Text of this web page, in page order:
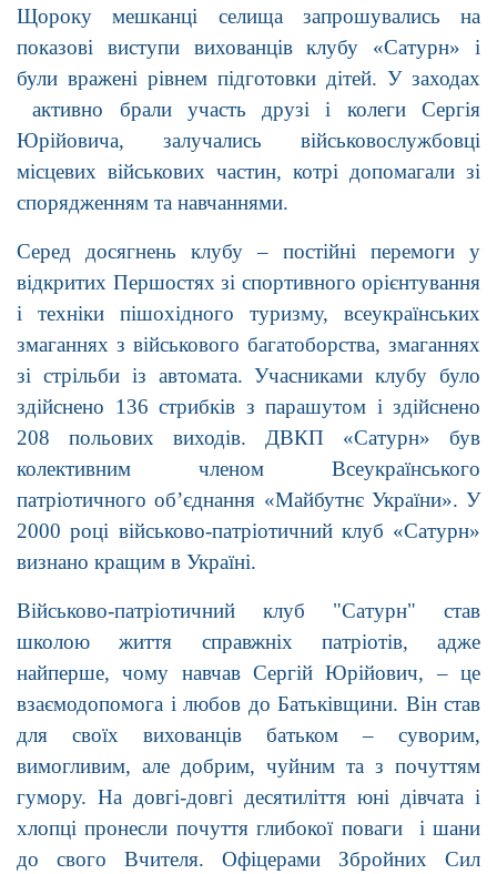
Щороку мешканці селища запрошувались на
показові виступи вихованців клубу «Сатурн» і
були вражені рівнем підготовки дітей. У заходах
активно брали участь друзі і колеги Сергія
Юрійовича, залучались військовослужбовці
місцевих військових частин, котрі допомагали зі
спорядженням та навчаннями.
Серед досягнень клубу – постійні перемоги у
відкритих Першостях зі спортивного орієнтування
і техніки пішохідного туризму, всеукраїнських
змаганнях з військового багатоборства, змаганнях
зі стрільби із автомата. Учасниками клубу було
здійснено 136 стрибків з парашутом і здійснено
208 польових виходів. ДВКП «Сатурн» був
колективним членом Всеукраїнського
патріотичного об’єднання «Майбутнє України». У
2000 році військово-патріотичний клуб «Сатурн»
визнано кращим в Україні.
Військово-патріотичний клуб "Сатурн" став
школою життя справжніх патріотів, адже
найперше, чому навчав Сергій Юрійович, – це
взаємодопомога і любов до Батьківщини. Він став
для своїх вихованців батьком – суворим,
вимогливим, але добрим, чуйним та з почуттям
гумору. На довгі-довгі десятиліття юні дівчата і
хлопці пронесли почуття глибокої поваги і шани
до свого Вчителя. Офіцерами Збройних Сил